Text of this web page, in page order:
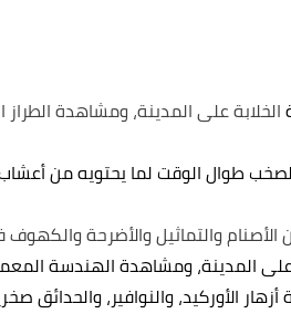
الخلابة على المدينة، ومشاهدة الطراز
طوال الوقت لما يحتويه من
الأصنام والتماثيل والأضرحة والكهوف
على المدينة، ومشاهدة الهندسة
الأوركيد، والنوافير، والحدائق